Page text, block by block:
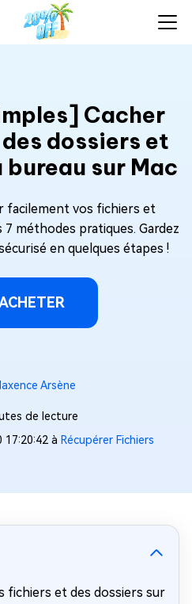
Cacher
dossiers et
bureau sur Mac
facilement vos fichiers et
7 méthodes pratiques. Gardez
en quelques étapes !
Arsène
de lecture
17:20:42 à Récupérer Fichiers
fichiers et des dossiers sur